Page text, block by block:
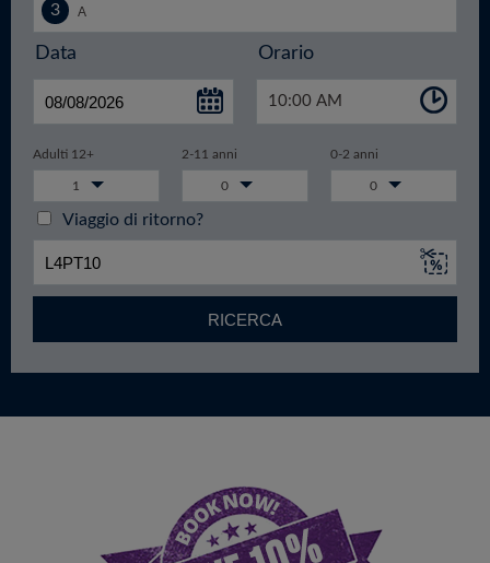
Data Orario
10:00 AM
Adulti 12+ 2-11 anni 0-2 anni
1 0 0
Viaggio di ritorno?
RICERCA